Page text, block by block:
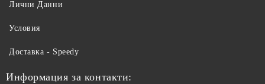
Лични Данни
Условия
Доставка - Speedy
Информация за контакти: